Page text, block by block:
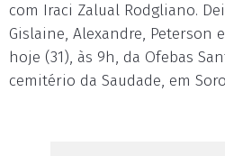
com Iraci Zalual Rodgliano.
Gislaine, Alexandre, Peterson
hoje (31), às 9h, da Ofebas
cemitério da Saudade, em